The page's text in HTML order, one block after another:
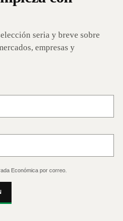
seria y breve sobre
empresas y
Económica por correo.